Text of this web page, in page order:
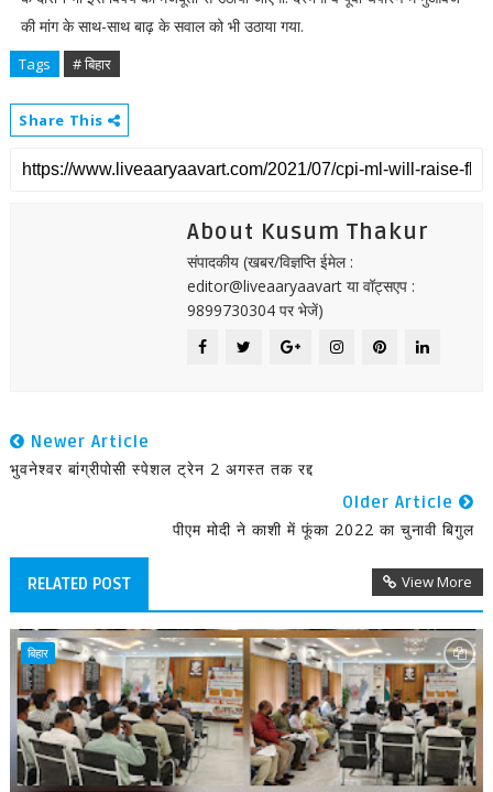
की मांग के साथ-साथ बाढ़ के सवाल को भी उठाया गया.
Tags # बिहार
Share This
About Kusum Thakur
संपादकीय (खबर/विज्ञप्ति ईमेल :
editor@liveaaryaavart या वॉट्सएप :
9899730304 पर भेजें)
Newer Article
भुवनेश्वर बांग्रीपोसी स्पेशल ट्रेन 2 अगस्त तक रद्द
Older Article
पीएम मोदी ने काशी में फूंका 2022 का चुनावी बिगुल
RELATED POST View More
बिहार